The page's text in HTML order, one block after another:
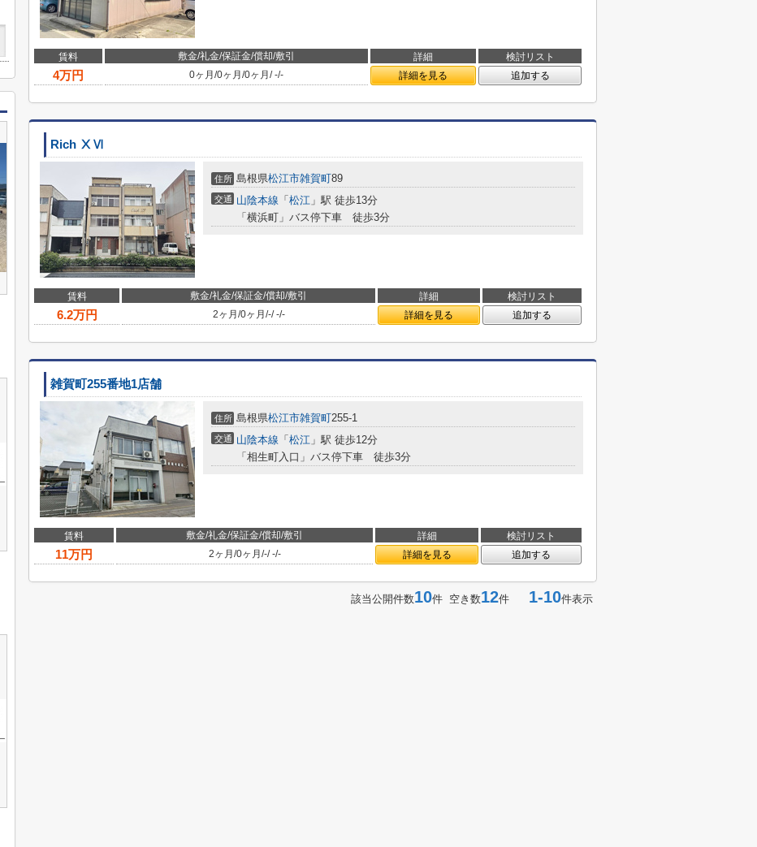
賃料 敷金/礼金/保証金/償却/敷引 詳細 検討リスト
4万円 0ヶ月 /0ヶ月 /0ヶ月 /-/- 詳細を見る 追加する
Rich ⅩⅥ
住所 島根県松江市雑賀町89
交通 山陰本線 「 松江 」駅 徒歩13分
「横浜町」バス停下車 徒歩3分
賃料 敷金/礼金/保証金/償却/敷引 詳細 検討リスト
6.2万円 2ヶ月 /0ヶ月 /-/-/- 詳細を見る 追加する
雑賀町255番地1店舗
住所 島根県松江市雑賀町255-1
交通 山陰本線 「 松江 」駅 徒歩12分
「相生町入口」バス停下車 徒歩3分
賃料 敷金/礼金/保証金/償却/敷引 詳細 検討リスト
11万円 2ヶ月 /0ヶ月 /-/-/- 詳細を見る 追加する
該当公開件数10件 空き数12件 1-10件表示